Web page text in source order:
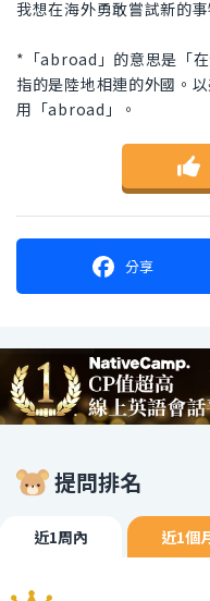
我想在海外勇敢嘗試新的事
*「abroad」的意思是「
指的是陸地相連的外國。
用「abroad」。
分享
提問排名
近1周內 近1個